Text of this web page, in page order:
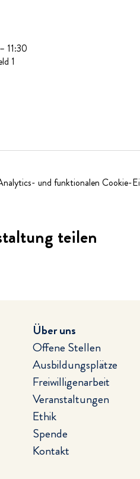
11:30
1
und funktionalen Cookie-
teilen
Über uns
Offene Stellen
Ausbildungsplätze
Freiwilligenarbeit
Veranstaltungen
Ethik
Spende
Kontakt